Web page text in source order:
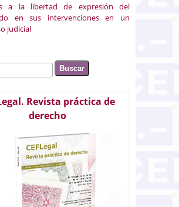
a la libertad de expresión del
en sus intervenciones en un
judicial
de búsqueda
Revista práctica de
derecho